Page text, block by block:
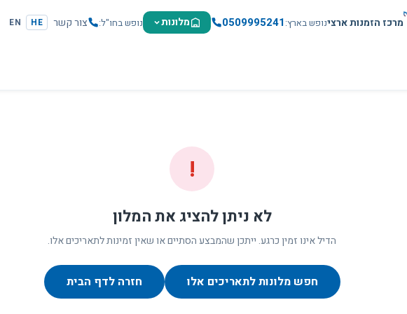
מרכז הזמנות ארצינופש בארץ 0509995241 מלונות נופש בחו"ל צור קשר HE
EN
!
לא ניתן להציג את המלון
הדיל אינו זמין כרגע. ייתכן שהמבצע הסתיים או שאין זמינות לתאריכים אלו.
חפש מלונות לתאריכים אלו חזרה לדף הבית